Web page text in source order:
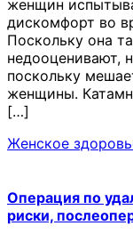
женщин
дискомфорт во
Поскольку она
недооценивают,
поскольку
женщины.
[…]
Женское
Операция по
риски,